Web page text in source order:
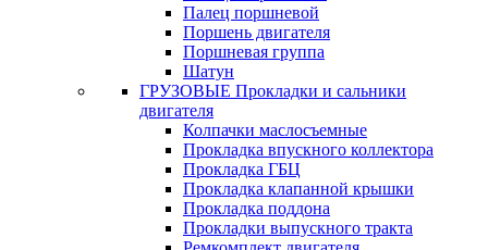
Палец поршневой
Поршень двигателя
Поршневая группа
Шатун
ГРУЗОВЫЕ Прокладки и сальники
двигателя
Колпачки маслосъемные
Прокладка впускного коллектора
Прокладка ГБЦ
Прокладка клапанной крышки
Прокладка поддона
Прокладки выпускного тракта